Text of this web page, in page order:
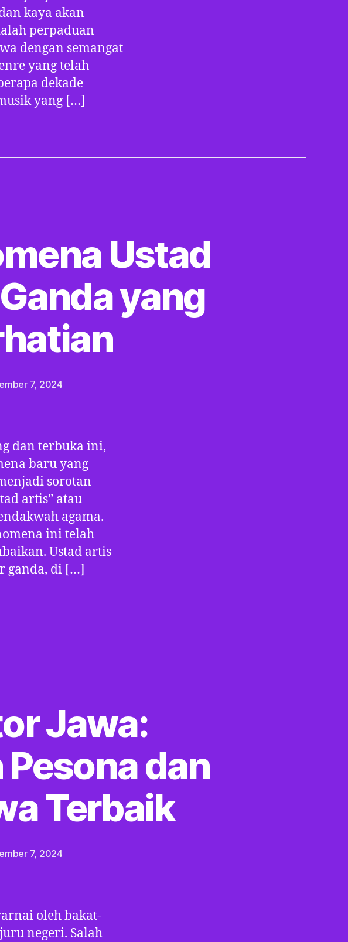
kaya akan
perpaduan
dengan semangat
yang telah
dekade
yang […]
Ustad
yang
7, 2024
dan terbuka ini,
baru yang
sorotan
artis” atau
agama.
ini telah
Ustad artis
ganda, di […]
Jawa:
dan
Terbaik
7, 2024
oleh bakat-
negeri. Salah